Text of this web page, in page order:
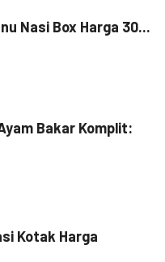
Nasi Box Harga 30...
Bakar Komplit:
Kotak Harga